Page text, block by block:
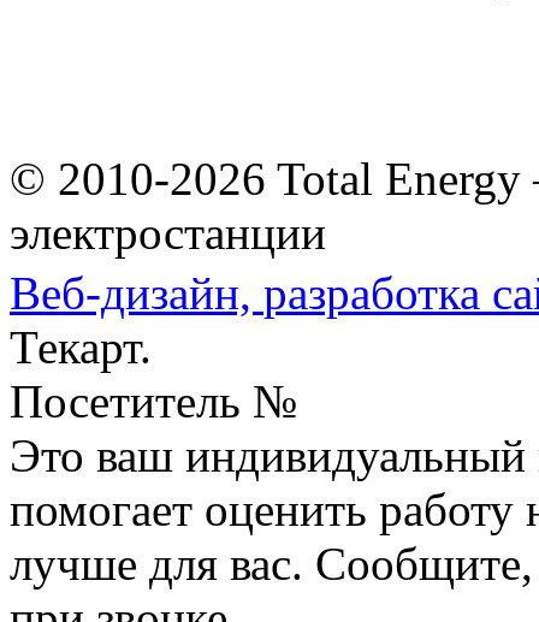
© 2010-2026 Total
электростанции
Веб-дизайн, разработка
Текарт.
Посетитель №
Это ваш
помогает оценить работу
лучше для вас.